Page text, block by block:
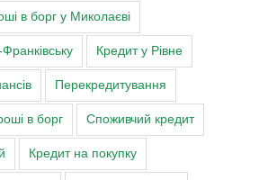
в борг у Миколаєві
Кредит у Рівне
Перекредитування
в борг Споживчий кредит
Кредит на покупку